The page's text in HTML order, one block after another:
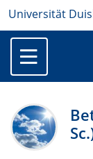
Universität